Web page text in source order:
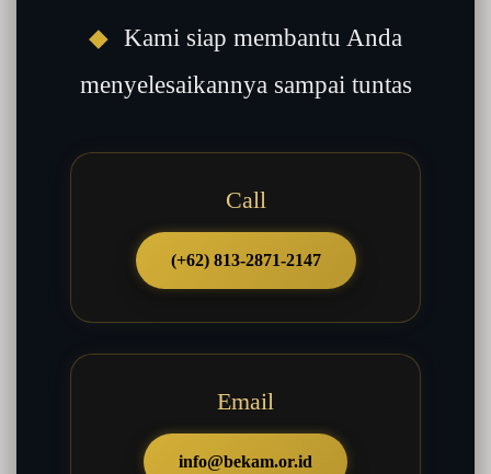
◆ Kami siap membantu Anda
menyelesaikannya sampai tuntas
Call
(+62) 813-2871-2147
Email
info@bekam.or.id